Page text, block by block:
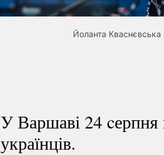
Йоланта
У Варшаві 24 cерпня
українців.